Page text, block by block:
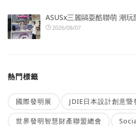
ASUSx三麗鷗耍酷聯萌 潮玩
2026/08/07
熱門標籤
國際發明展 JDIE日本設計創意暨
世界發明智慧財產聯盟總會